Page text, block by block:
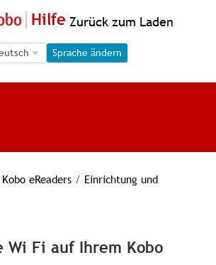
Hilfe Zurück zum Laden
Selection
Selection
Sprache ändern
Kobo eReaders / Einrichtung und
Wi Fi auf Ihrem Kobo